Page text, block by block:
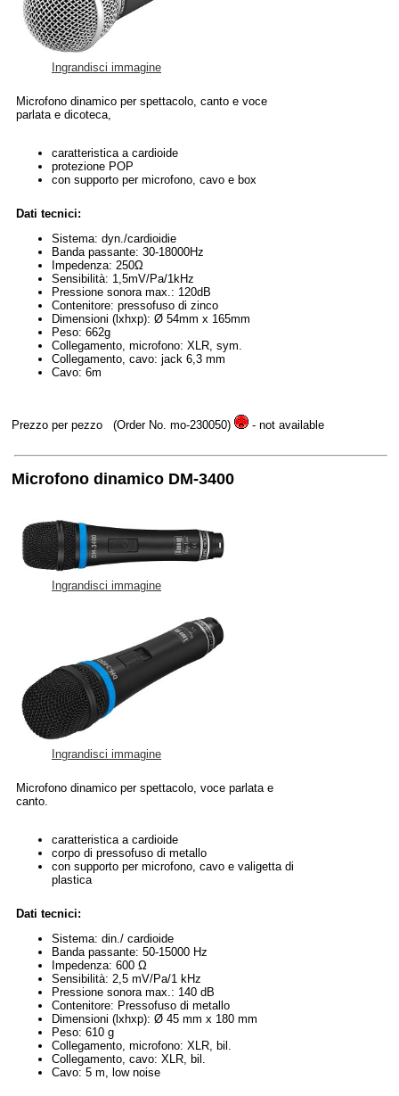
Ingrandisci immagine
Microfono dinamico per spettacolo, canto e voce
parlata e dicoteca,
caratteristica a cardioide
protezione POP
con supporto per microfono, cavo e box
Dati tecnici:
Sistema: dyn./cardioidie
Banda passante: 30-18000Hz
Impedenza: 250Ω
Sensibilità: 1,5mV/Pa/1kHz
Pressione sonora max.: 120dB
Contenitore: pressofuso di zinco
Dimensioni (lxhxp): Ø 54mm x 165mm
Peso: 662g
Collegamento, microfono: XLR, sym.
Collegamento, cavo: jack 6,3 mm
Cavo: 6m
Prezzo per pezzo (Order No. mo-230050) - not available
Microfono dinamico DM-3400
Ingrandisci immagine
Ingrandisci immagine
Microfono dinamico per spettacolo, voce parlata e
canto.
caratteristica a cardioide
corpo di pressofuso di metallo
con supporto per microfono, cavo e valigetta di
plastica
Dati tecnici:
Sistema: din./ cardioide
Banda passante: 50-15000 Hz
Impedenza: 600 Ω
Sensibilità: 2,5 mV/Pa/1 kHz
Pressione sonora max.: 140 dB
Contenitore: Pressofuso di metallo
Dimensioni (lxhxp): Ø 45 mm x 180 mm
Peso: 610 g
Collegamento, microfono: XLR, bil.
Collegamento, cavo: XLR, bil.
Cavo: 5 m, low noise